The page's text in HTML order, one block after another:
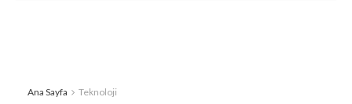
Ana Sayfa Teknoloji